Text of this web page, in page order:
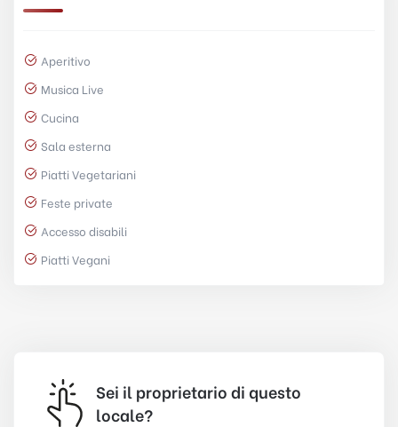
Aperitivo
Musica Live
Cucina
Sala esterna
Piatti Vegetariani
Feste private
Accesso disabili
Piatti Vegani
Sei il proprietario di questo
locale?